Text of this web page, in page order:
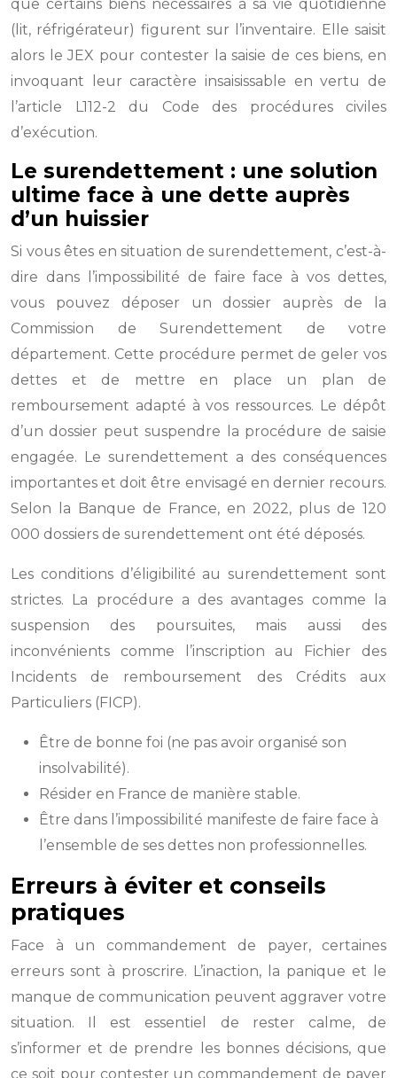
que certains biens nécessaires à sa vie quotidienne
(lit, réfrigérateur) figurent sur l’inventaire. Elle saisit
alors le JEX pour contester la saisie de ces biens, en
invoquant leur caractère insaisissable en vertu de
l’article L112-2 du Code des procédures civiles
d’exécution.
Le surendettement : une solution
ultime face à une dette auprès
d’un huissier
Si vous êtes en situation de surendettement, c’est-à-
dire dans l’impossibilité de faire face à vos dettes,
vous pouvez déposer un dossier auprès de la
Commission de Surendettement de votre
département. Cette procédure permet de geler vos
dettes et de mettre en place un plan de
remboursement adapté à vos ressources. Le dépôt
d’un dossier peut suspendre la procédure de saisie
engagée. Le surendettement a des conséquences
importantes et doit être envisagé en dernier recours.
Selon la Banque de France, en 2022, plus de 120
000 dossiers de surendettement ont été déposés.
Les conditions d’éligibilité au surendettement sont
strictes. La procédure a des avantages comme la
suspension des poursuites, mais aussi des
inconvénients comme l’inscription au Fichier des
Incidents de remboursement des Crédits aux
Particuliers (FICP).
Être de bonne foi (ne pas avoir organisé son
insolvabilité).
Résider en France de manière stable.
Être dans l’impossibilité manifeste de faire face à
l’ensemble de ses dettes non professionnelles.
Erreurs à éviter et conseils
pratiques
Face à un commandement de payer, certaines
erreurs sont à proscrire. L’inaction, la panique et le
manque de communication peuvent aggraver votre
situation. Il est essentiel de rester calme, de
s’informer et de prendre les bonnes décisions, que
ce soit pour contester un commandement de payer